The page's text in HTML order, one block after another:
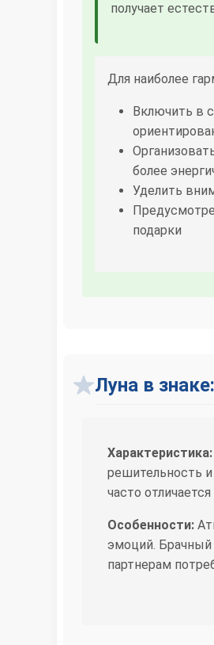
получает
Для наиболее
Включить в
более
Уделить
подарки
Луна в
Характеристика:
решительность
часто
Особенности:
эмоций. Брачный
партнерам